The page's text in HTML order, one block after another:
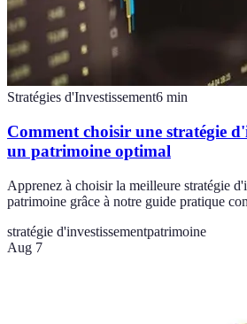
Stratégies d'Investissement6 min
Comment choisir une stratégie
un patrimoine optimal
Apprenez à choisir la meilleure stratégie
patrimoine grâce à notre guide pratique
stratégie d'investissementpatrimoine
Aug 7